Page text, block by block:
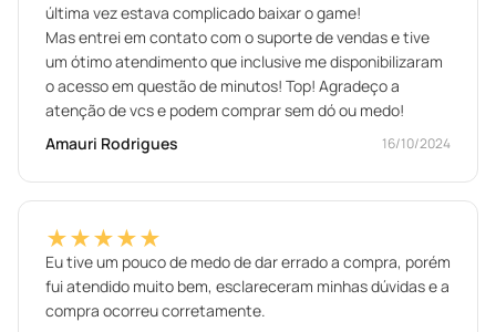
última vez estava complicado baixar o game!
Mas entrei em contato com o suporte de vendas e tive
um ótimo atendimento que inclusive me disponibilizaram
o acesso em questão de minutos! Top! Agradeço a
atenção de vcs e podem comprar sem dó ou medo!
Amauri Rodrigues
16/10/2024
★★★★★
Eu tive um pouco de medo de dar errado a compra, porém
fui atendido muito bem, esclareceram minhas dúvidas e a
compra ocorreu corretamente.